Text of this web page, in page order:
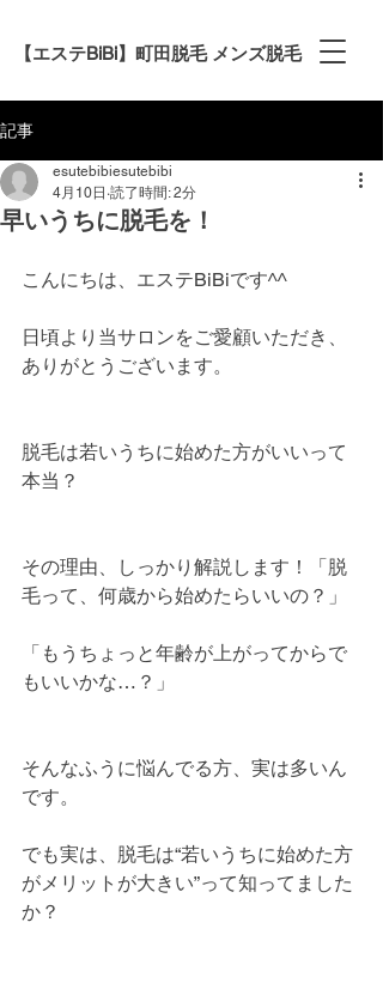
【エステBiBi】町田脱毛 メンズ脱毛
記事
早いうちに脱毛を！
esutebibiesutebibi
4月10日 読了時間: 2分
こんにちは、エステBiBiです^^
日頃より当サロンをご愛顧いただき、
ありがとうございます。
脱毛は若いうちに始めた方がいいって
本当？
その理由、しっかり解説します！「脱
毛って、何歳から始めたらいいの？」
「もうちょっと年齢が上がってからで
もいいかな…？」
そんなふうに悩んでる方、実は多いん
です。
でも実は、脱毛は“若いうちに始めた方
がメリットが大きい”って知ってました
か？